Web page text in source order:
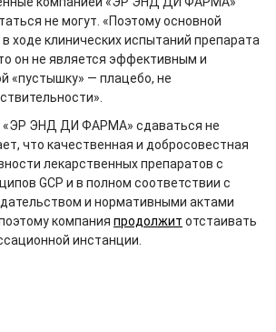
не могут. «Поэтому основной
ходе клинических испытаний препарата
он не является эффективным и
«пустышку» — плацебо, не
«ЭР ЭНД ДИ ФАРМА» сдаваться не
что качественная и добросовестная
лекарственных препаратов с
GCP и в полном соответствии с
и нормативными актами
компания продолжит отстаивать
инстанции.